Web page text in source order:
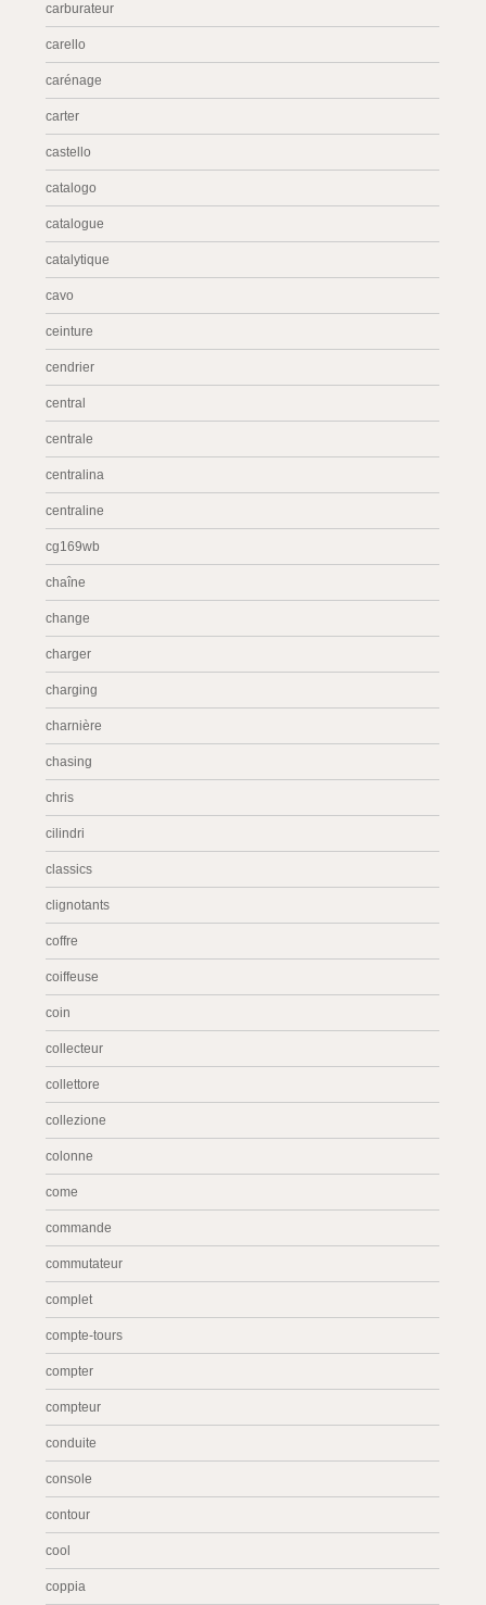
carburateur
carello
carénage
carter
castello
catalogo
catalogue
catalytique
cavo
ceinture
cendrier
central
centrale
centralina
centraline
cg169wb
chaîne
change
charger
charging
charnière
chasing
chris
cilindri
classics
clignotants
coffre
coiffeuse
coin
collecteur
collettore
collezione
colonne
come
commande
commutateur
complet
compte-tours
compter
compteur
conduite
console
contour
cool
coppia